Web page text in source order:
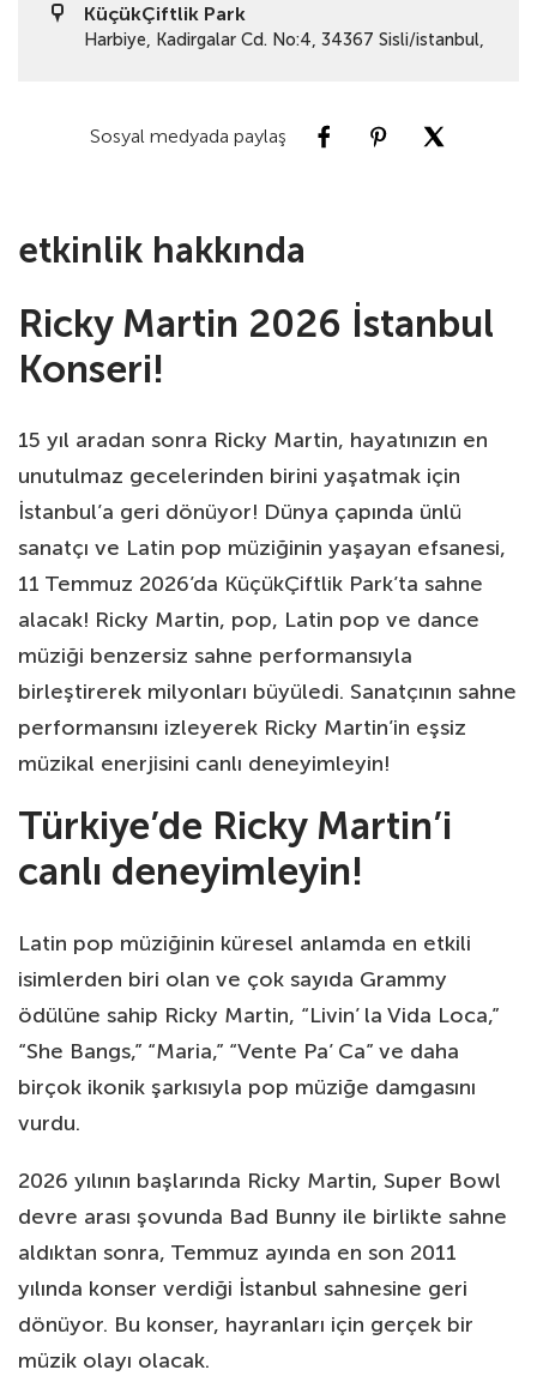
KüçükÇiftlik Park
Harbiye, Kadirgalar Cd. No:4, 34367 Sisli/istanbul,
Sosyal medyada paylaş
etkinlik hakkında
Ricky Martin 2026 İstanbul
Konseri!
15 yıl aradan sonra Ricky Martin, hayatınızın en
unutulmaz gecelerinden birini yaşatmak için
İstanbul’a geri dönüyor! Dünya çapında ünlü
sanatçı ve Latin pop müziğinin yaşayan efsanesi,
11 Temmuz 2026’da KüçükÇiftlik Park’ta sahne
alacak! Ricky Martin, pop, Latin pop ve dance
müziği benzersiz sahne performansıyla
birleştirerek milyonları büyüledi. Sanatçının sahne
performansını izleyerek Ricky Martin’in eşsiz
müzikal enerjisini canlı deneyimleyin!
Türkiye’de Ricky Martin’i
canlı deneyimleyin!
Latin pop müziğinin küresel anlamda en etkili
isimlerden biri olan ve çok sayıda Grammy
ödülüne sahip Ricky Martin, “Livin’ la Vida Loca,”
“She Bangs,” “Maria,” “Vente Pa’ Ca” ve daha
birçok ikonik şarkısıyla pop müziğe damgasını
vurdu.
2026 yılının başlarında Ricky Martin, Super Bowl
devre arası şovunda Bad Bunny ile birlikte sahne
aldıktan sonra, Temmuz ayında en son 2011
yılında konser verdiği İstanbul sahnesine geri
dönüyor. Bu konser, hayranları için gerçek bir
müzik olayı olacak.